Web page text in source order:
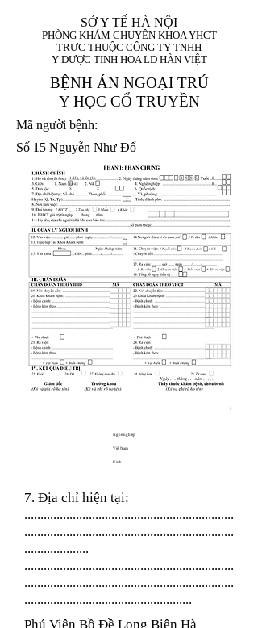
SỞ Y TẾ HÀ NỘI
PHÒNG KHÁM CHUYÊN KHOA YHCT
TRỰC THUỘC CÔNG TY TNHH
Y DƯỢC TINH HOA LD HÀN VIỆT
BỆNH ÁN NGOẠI TRÚ
Y HỌC CỔ TRUYỀN
Mã người bệnh:
Số 15 Nguyễn Như Đổ
1. Họ và tên (In
hoa):
1 9 9 5
8
8
X
X
Nghề nghiệp
Việt Nam
Kinh
7. Địa chỉ hiện tại:
.................................................................
.................................................................
....................
.................................................................
.................................................................
....................................................
Phú Viên Bồ Đề Long Biên Hà